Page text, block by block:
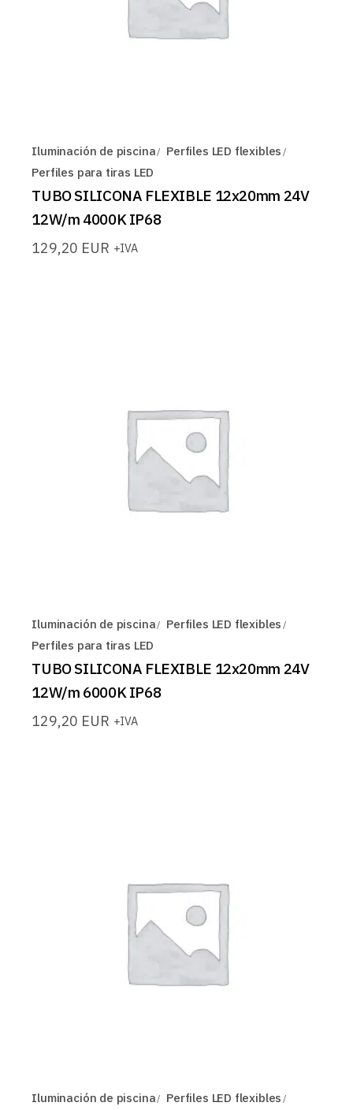
Iluminación de piscina
Perfiles LED flexibles
Perfiles para tiras LED
TUBO SILICONA FLEXIBLE 12x20mm 24V
12W/m 4000K IP68
129,20 EUR +IVA
Iluminación de piscina
Perfiles LED flexibles
Perfiles para tiras LED
TUBO SILICONA FLEXIBLE 12x20mm 24V
12W/m 6000K IP68
129,20 EUR +IVA
Iluminación de piscina
Perfiles LED flexibles